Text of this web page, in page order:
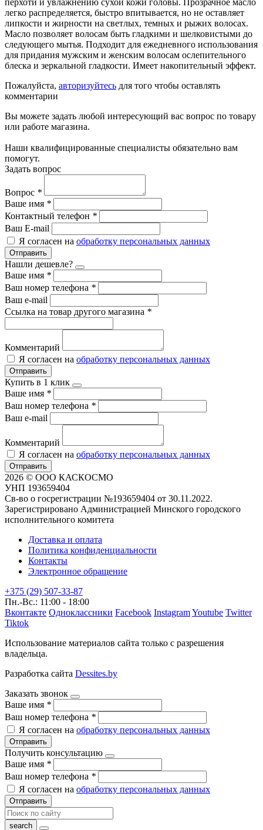
легко распределяется, быстро впитывается, но не оставляет
липкости и жирности на светлых, темных и рыжих волосах.
Масло позволяет волосам быть гладкими и шелковистыми до
следующего мытья. Подходит для ежедневного использования
для придания мужским и женским волосам ослепительного
блеска и зеркальной гладкости. Имеет накопительный эффект.
Пожалуйста, авторизуйтесь для того чтобы оставлять
комментарии
Вы можете задать любой интересующий вас вопрос по товару
или работе магазина.
Наши квалифицированные специалисты обязательно вам
помогут.
Задать вопрос
Вопрос *
Ваше имя *
Контактный телефон *
Ваш E-mail
Я согласен на обработку персональных данных
Отправить
Нашли дешевле?
Ваше имя *
Ваш номер телефона *
Ваш e-mail
Ссылка на товар другого магазина *
Комментарий
Я согласен на обработку персональных данных
Отправить
Купить в 1 клик
Ваше имя *
Ваш номер телефона *
Ваш e-mail
Комментарий
Я согласен на обработку персональных данных
Отправить
2026 © ООО КАСКОСМО
УНП 193659404
Св-во о госрегистрации №193659404 от 30.11.2022.
Зарегистрировано Администрацией Минского городского
исполнительного комитета
Доставка и оплата
Политика конфиденциальности
Контакты
Электронное обращение
+375 (29) 507-33-87
Пн.-Вс.: 11:00 - 18:00
Вконтакте Одноклассники Facebook InstagramYoutube Twitter
Tiktok
Использование материалов сайта только с разрешения
владельца.
Разработка сайта Dessites.by
Заказать звонок
Ваше имя *
Ваш номер телефона *
Я согласен на обработку персональных данных
Отправить
Получить консультацию
Ваше имя *
Ваш номер телефона *
Я согласен на обработку персональных данных
Отправить